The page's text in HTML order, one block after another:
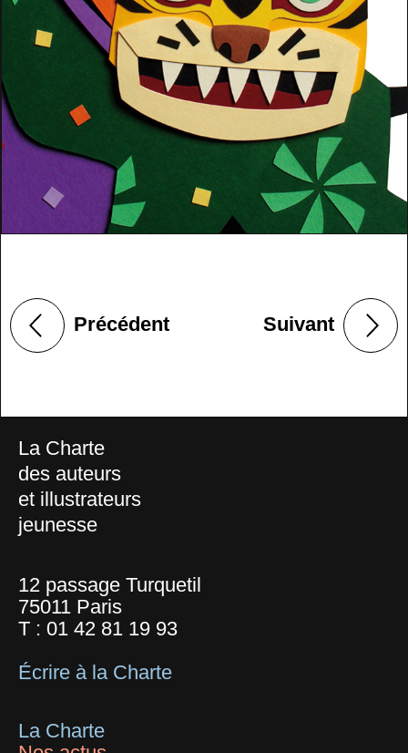
Précédent Suivant
La Charte
des auteurs
et illustrateurs
jeunesse
12 passage Turquetil
75011 Paris
T : 01 42 81 19 93
Écrire à la Charte
La Charte